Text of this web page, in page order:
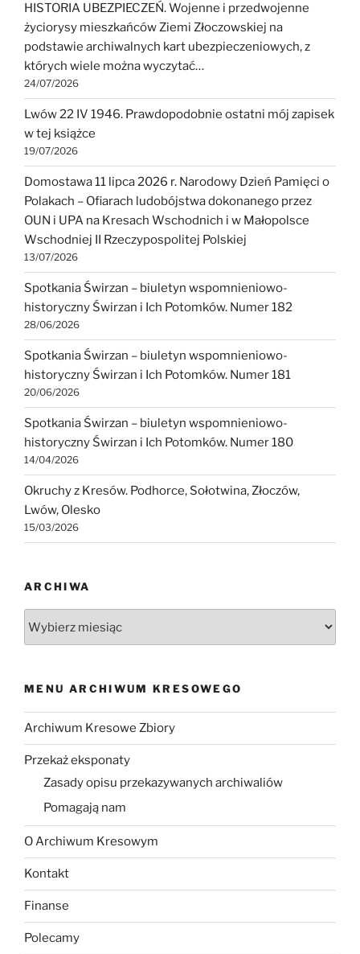
HISTORIA UBEZPIECZEŃ. Wojenne i przedwojenne
życiorysy mieszkańców Ziemi Złoczowskiej na
podstawie archiwalnych kart ubezpieczeniowych, z
których wiele można wyczytać…
24/07/2026
Lwów 22 IV 1946. Prawdopodobnie ostatni mój zapisek
w tej książce
19/07/2026
Domostawa 11 lipca 2026 r. Narodowy Dzień Pamięci o
Polakach – Ofiarach ludobójstwa dokonanego przez
OUN i UPA na Kresach Wschodnich i w Małopolsce
Wschodniej II Rzeczypospolitej Polskiej
13/07/2026
Spotkania Świrzan – biuletyn wspomnieniowo-
historyczny Świrzan i Ich Potomków. Numer 182
28/06/2026
Spotkania Świrzan – biuletyn wspomnieniowo-
historyczny Świrzan i Ich Potomków. Numer 181
20/06/2026
Spotkania Świrzan – biuletyn wspomnieniowo-
historyczny Świrzan i Ich Potomków. Numer 180
14/04/2026
Okruchy z Kresów. Podhorce, Sołotwina, Złoczów,
Lwów, Olesko
15/03/2026
ARCHIWA
MENU ARCHIWUM KRESOWEGO
Archiwum Kresowe Zbiory
Przekaż eksponaty
Zasady opisu przekazywanych archiwaliów
Pomagają nam
O Archiwum Kresowym
Kontakt
Finanse
Polecamy